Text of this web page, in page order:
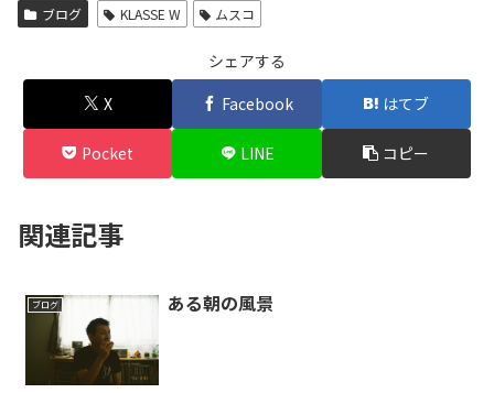
ブログ KLASSE W ムスコ
シェアする
X
Facebook はてブ
Pocket LINE コピー
関連記事
ブログ ある朝の風景